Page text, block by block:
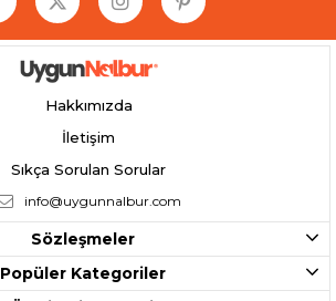
Hakkımızda
İletişim
Sıkça Sorulan Sorular
info@uygunnalbur.com
Sözleşmeler
Popüler Kategoriler